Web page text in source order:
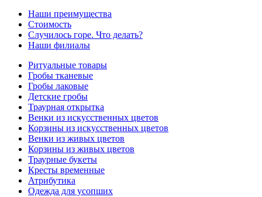
Наши преимущества
Стоимость
Случилось горе. Что делать?
Наши филиалы
Ритуальные товары
Гробы тканевые
Гробы лаковые
Детские гробы
Траурная открытка
Венки из искусственных цветов
Корзины из искусственных цветов
Венки из живых цветов
Корзины из живых цветов
Траурные букеты
Кресты временные
Атрибутика
Одежда для усопших